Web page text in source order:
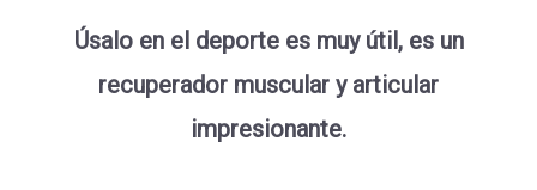
Úsalo en el deporte es muy útil, es un
recuperador muscular y articular
impresionante.